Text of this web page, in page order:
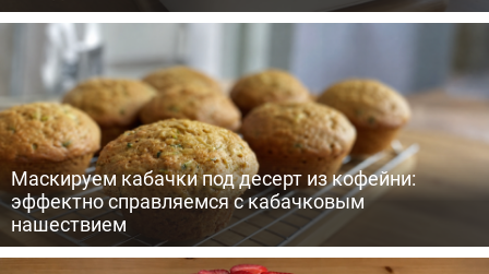
Маскируем кабачки под десерт из кофейни:
эффектно справляемся с кабачковым
нашествием